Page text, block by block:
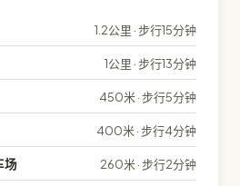
1.2公里 · 步行15分钟
1公里 · 步行13分钟
450米 · 步行5分钟
400米 · 步行4分钟
场 260米 · 步行2分钟